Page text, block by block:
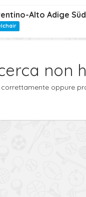
Alto Adige
non
oppure